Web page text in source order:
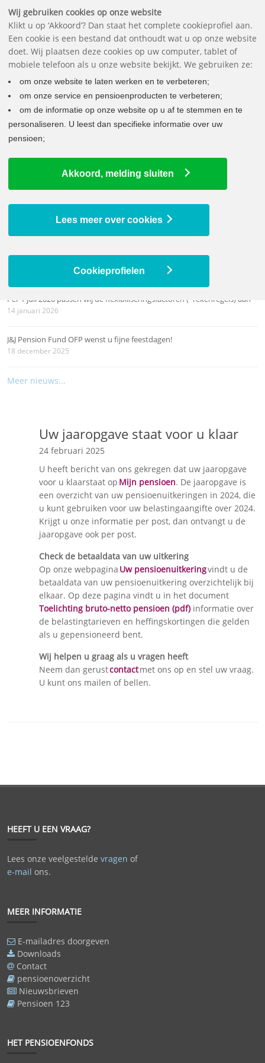
Downloads Vragen Contact
Uw pensioen wordt verhoogd
9 juli 2026
Bedrag ineens bij pensionering vanaf 2029 mogelijk
Uw jaaropgave staat voor u klaar
Per 1 juli 2026 passen wij de flexibiliseringsfactoren (=rekenregels) aan
14 januari 2026
J&J Pension Fund OFP wenst u fijne feestdagen!
18 december 2025
Meer nieuws...
Uw jaaropgave staat voor u klaar
24 februari 2025
U heeft bericht van ons gekregen dat uw jaaropgave
voor u klaarstaat op Mijn pensioen. De jaaropgave is
een overzicht van uw pensioenuitkeringen in 2024, die
u kunt gebruiken voor uw belastingaangifte over 2024.
Krijgt u onze informatie per post, dan ontvangt u de
jaaropgave ook per post.
Check de betaaldata van uw uitkering
Op onze webpagina Uw pensioenuitkeringvindt u de
betaaldata van uw pensioenuitkering overzichtelijk bij
elkaar. Op deze pagina vindt u in het document
Toelichting bruto-netto pensioen (pdf)informatie over
de belastingtarieven en heffingskortingen die gelden
als u gepensioneerd bent.
Wij helpen u graag als u vragen heeft
Neem dan gerustcontactmet ons op en stel uw vraag.
U kunt ons mailen of bellen.
HEEFT U EEN VRAAG?
Lees onze veelgestelde vragen of
e-mail ons.
MEER INFORMATIE
E-mailadres doorgeven
Downloads
Contact
pensioenoverzicht
Nieuwsbrieven
Pensioen 123
HET PENSIOENFONDS
Wij gebruiken cookies op onze website
Klikt u op ‘Akkoord’? Dan staat het complete cookieprofiel aan.
Een cookie is een bestand dat onthoudt wat u op onze website
doet. Wij plaatsen deze cookies op uw computer, tablet of
mobiele telefoon als u onze website bekijkt. We gebruiken ze:
om onze website te laten werken en te verbeteren;
om onze service en pensioenproducten te verbeteren;
om de informatie op onze website op u af te stemmen en te
personaliseren. U leest dan specifieke informatie over uw
pensioen;
Akkoord, melding sluiten
Lees meer over cookies
Cookieprofielen